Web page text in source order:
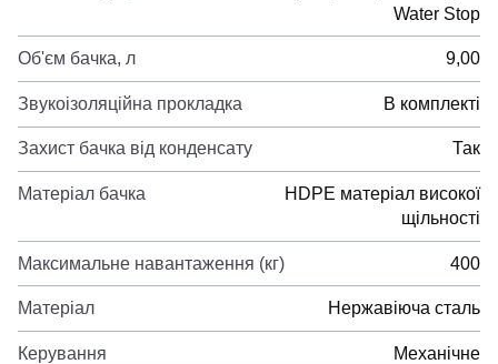
Water Stop
Об'єм бачка, л 9,00
Звукоізоляційна прокладка В комплекті
Захист бачка від конденсату Так
Матеріал бачка
HDPE матеріал високої
щільності
Максимальне навантаження (кг) 400
Матеріал Нержавіюча сталь
Керування Механічне